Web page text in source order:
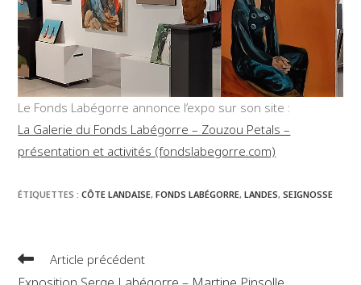
Le Fonds Labégorre annonce l’expo sur son site :
La Galerie du Fonds Labégorre – Zouzou Petals –
présentation et activités (fondslabegorre.com)
ÉTIQUETTES :CÔTE LANDAISE, FONDS LABÉGORRE, LANDES, SEIGNOSSE
Read
Article précédent